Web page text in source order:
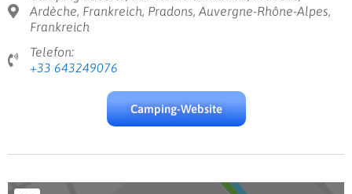
Ardèche, Frankreich, Pradons, Auvergne-Rhône-Alpes,
Frankreich
Telefon:
+33 643249076
Camping-Website